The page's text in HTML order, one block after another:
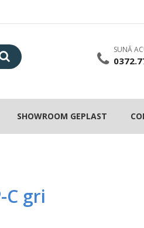
SUNĂ
SHOWROOM GEPLAST
C gri